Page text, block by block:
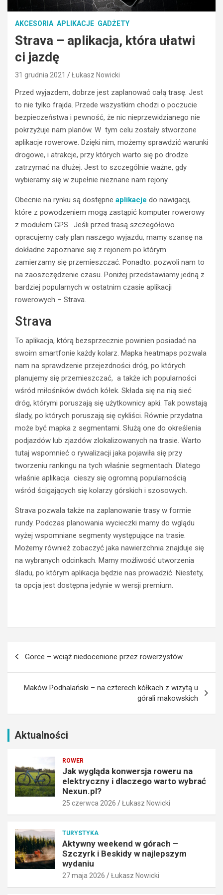
AKCESORIA APLIKACJE GADŻETY
Strava – aplikacja, która ułatwi
ci jazdę
31 grudnia 2021 Łukasz Nowicki
Przed wyjazdem, dobrze jest zaplanować całą trasę. Jest
to nie tylko frajda. Przede wszystkim chodzi o poczucie
bezpieczeństwa i pewność, że nic nieprzewidzianego nie
pokrzyżuje nam planów. W tym celu zostały stworzone
aplikacje rowerowe. Dzięki nim, możemy sprawdzić warunki
drogowe, i atrakcje, przy których warto się po drodze
zatrzymać na dłużej. Jest to szczególnie ważne, gdy
wybieramy się w zupełnie nieznane nam rejony.
Obecnie na rynku są dostępne aplikacje do nawigacji,
które z powodzeniem mogą zastąpić komputer rowerowy
z modułem GPS. Jeśli przed trasą szczegółowo
opracujemy cały plan naszego wyjazdu, mamy szansę na
dokładne zapoznanie się z rejonem po którym
zamierzamy się przemieszczać. Ponadto. pozwoli nam to
na zaoszczędzenie czasu. Poniżej przedstawiamy jedną z
bardziej popularnych w ostatnim czasie aplikacji
rowerowych – Strava.
Strava
To aplikacja, którą bezsprzecznie powinien posiadać na
swoim smartfonie każdy kolarz. Mapka heatmaps pozwala
nam na sprawdzenie przejezdności dróg, po których
planujemy się przemieszczać, a także ich popularności
wśród miłośników dwóch kółek. Składa się na nią sieć
dróg, którymi poruszają się użytkownicy apki. Tak powstają
ślady, po których poruszają się cykliści. Równie przydatna
może być mapka z segmentami. Służą one do określenia
podjazdów lub zjazdów zlokalizowanych na trasie. Warto
tutaj wspomnieć o rywalizacji jaka pojawiła się przy
tworzeniu rankingu na tych właśnie segmentach. Dlatego
właśnie aplikacja cieszy się ogromną popularnością
wśród ścigających się kolarzy górskich i szosowych.
Strava pozwala także na zaplanowanie trasy w formie
rundy. Podczas planowania wycieczki mamy do wglądu
wyżej wspomniane segmenty występujące na trasie.
Możemy również zobaczyć jaka nawierzchnia znajduje się
na wybranych odcinkach. Mamy możliwość utworzenia
śladu, po którym aplikacja będzie nas prowadzić. Niestety,
ta opcja jest dostępna jedynie w wersji premium.
Gorce – wciąż niedocenione przez rowerzystów
Maków Podhalański – na czterech kółkach z wizytą u
górali makowskich
Aktualności
ROWER
Jak wygląda konwersja roweru na
elektryczny i dlaczego warto wybrać
Nexun.pl?
25 czerwca 2026 Łukasz Nowicki
TURYSTYKA
Aktywny weekend w górach –
Szczyrk i Beskidy w najlepszym
wydaniu
27 maja 2026 Łukasz Nowicki
J
a
k
y
ą
d
a
k
n
w
e
s
a
o
e
u
n
e
e
y
n
y
a
z
o
w
a
o
w
y
b
a
N
k
y
w
n
y
w
e
e
e
n
d
w
ó
a
S
z
y
B
s
d
y
w
n
j
e
p
s
z
m